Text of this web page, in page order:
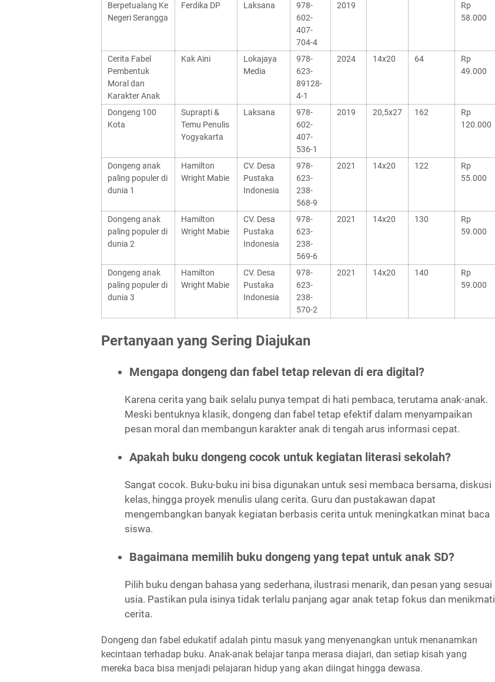
Berpetualang Ke
Negeri Serangga
Ferdika DP Laksana
978-
602-
407-
704-4
2019
Rp
58.000
Cerita Fabel
Pembentuk
Moral dan
Karakter Anak
Kak Aini
Lokajaya
Media
978-
623-
89128-
4-1
2024 14x20 64
Rp
49.000
Dongeng 100
Kota
Suprapti &
Temu Penulis
Yogyakarta
Laksana
978-
602-
407-
536-1
2019 20,5x27 162
Rp
120.000
Dongeng anak
paling populer di
dunia 1
Hamilton
Wright Mabie
CV. Desa
Pustaka
Indonesia
978-
623-
238-
568-9
2021 14x20 122
Rp
55.000
Dongeng anak
paling populer di
dunia 2
Hamilton
Wright Mabie
CV. Desa
Pustaka
Indonesia
978-
623-
238-
569-6
2021 14x20 130
Rp
59.000
Dongeng anak
paling populer di
dunia 3
Hamilton
Wright Mabie
CV. Desa
Pustaka
Indonesia
978-
623-
238-
570-2
2021 14x20 140
Rp
59.000
Pertanyaan yang Sering Diajukan
Mengapa dongeng dan fabel tetap relevan di era digital?
Karena cerita yang baik selalu punya tempat di hati pembaca, terutama anak-anak.
Meski bentuknya klasik, dongeng dan fabel tetap efektif dalam menyampaikan
pesan moral dan membangun karakter anak di tengah arus informasi cepat.
Apakah buku dongeng cocok untuk kegiatan literasi sekolah?
Sangat cocok. Buku-buku ini bisa digunakan untuk sesi membaca bersama, diskusi
kelas, hingga proyek menulis ulang cerita. Guru dan pustakawan dapat
mengembangkan banyak kegiatan berbasis cerita untuk meningkatkan minat baca
siswa.
Bagaimana memilih buku dongeng yang tepat untuk anak SD?
Pilih buku dengan bahasa yang sederhana, ilustrasi menarik, dan pesan yang sesuai
usia. Pastikan pula isinya tidak terlalu panjang agar anak tetap fokus dan menikmati
cerita.
Dongeng dan fabel edukatif adalah pintu masuk yang menyenangkan untuk menanamkan
kecintaan terhadap buku. Anak-anak belajar tanpa merasa diajari, dan setiap kisah yang
mereka baca bisa menjadi pelajaran hidup yang akan diingat hingga dewasa.